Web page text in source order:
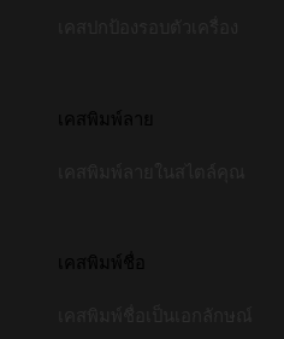
เคสพิมพ์ลาย
เคสพิมพ์ชื่อ